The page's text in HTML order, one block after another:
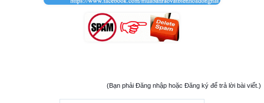
(Bạn phải Đăng nhập hoặc Đăng ký để trả lời bài viết.)